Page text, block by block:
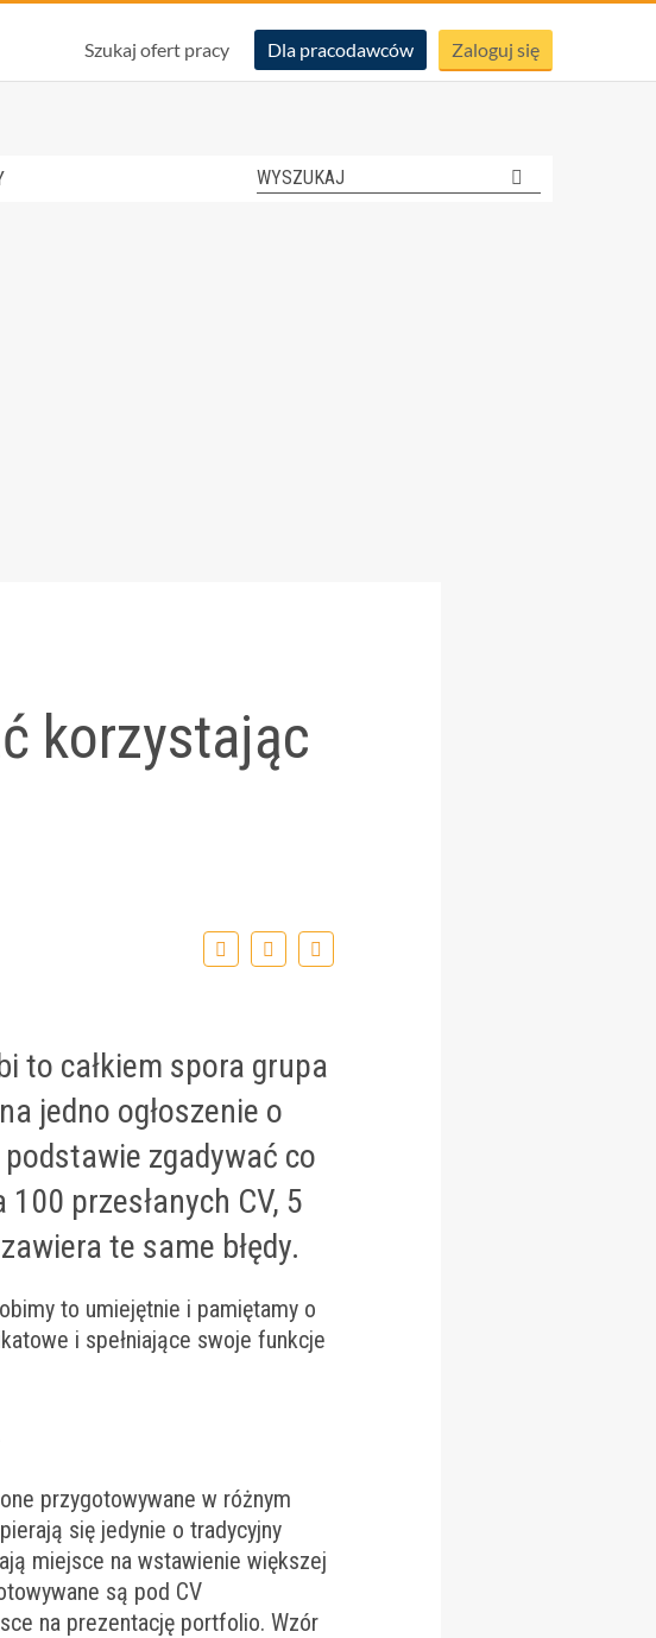
Szukaj ofert pracy Dla pracodawców Zaloguj się
korzystając
to całkiem spora grupa
jedno ogłoszenie o
zgadywać co
przesłanych CV, 5
te same błędy.
to umiejętnie i pamiętamy o
i spełniające swoje funkcje
przygotowywane w różnym
się jedynie o tradycyjny
miejsce na wstawienie większej
są pod CV
na prezentację portfolio. Wzór